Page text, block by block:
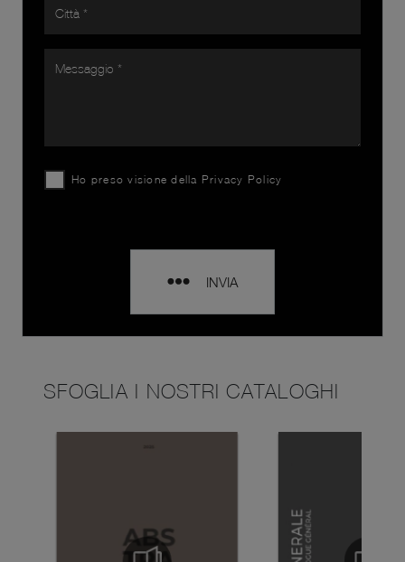
Ho preso visione della Privacy Policy
INVIA
SFOGLIA I NOSTRI CATALOGHI